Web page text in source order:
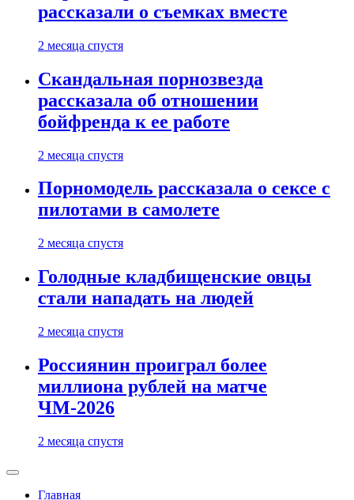
рассказали о съемках вместе
2 месяца спустя
Скандальная порнозвезда
рассказала об отношении
бойфренда к ее работе
2 месяца спустя
Порномодель рассказала о сексе с
пилотами в самолете
2 месяца спустя
Голодные кладбищенские овцы
стали нападать на людей
2 месяца спустя
Россиянин проиграл более
миллиона рублей на матче
ЧМ-2026
2 месяца спустя
Главная